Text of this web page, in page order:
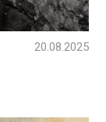
20.08.2025